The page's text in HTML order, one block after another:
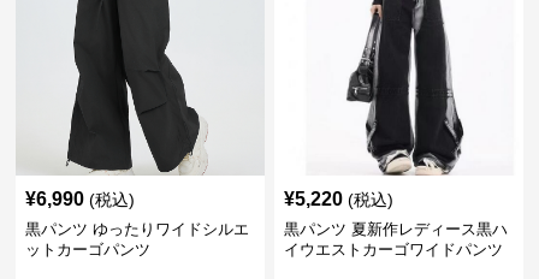
¥6,990 (税込)
黒パンツ ゆったりワイドシルエ
ットカーゴパンツ
¥5,220 (税込)
黒パンツ 夏新作レディース黒ハ
イウエストカーゴワイドパンツ